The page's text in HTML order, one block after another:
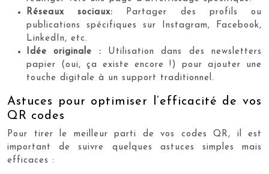
Réseaux sociaux: Partager des profils ou
publications spécifiques sur Instagram, Facebook,
LinkedIn, etc.
Idée originale : Utilisation dans des newsletters
papier (oui, ça existe encore !) pour ajouter une
touche digitale à un support traditionnel.
Astuces pour optimiser l’efficacité de vos
QR codes
Pour tirer le meilleur parti de vos codes QR, il est
important de suivre quelques astuces simples mais
efficaces :